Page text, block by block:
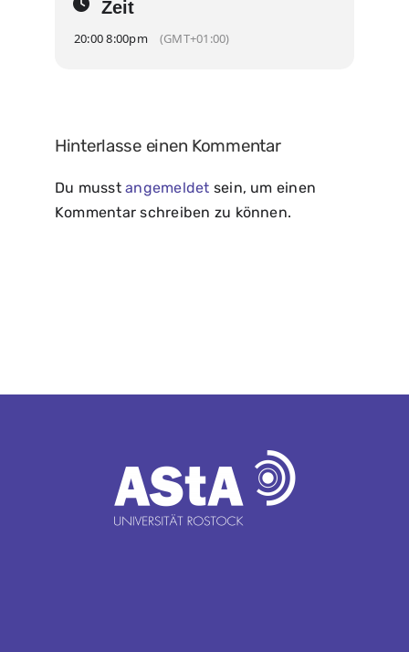
Zeit
20:00 8:00pm (GMT+01:00)
Hinterlasse einen Kommentar
Du musstangemeldet sein, um einen
Kommentar schreiben zu können.